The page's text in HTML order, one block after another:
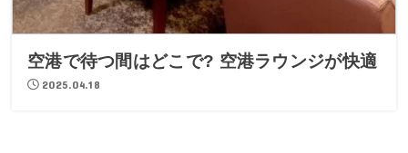
空港で待つ間はどこで? 空港ラウンジが快適
2025.04.18